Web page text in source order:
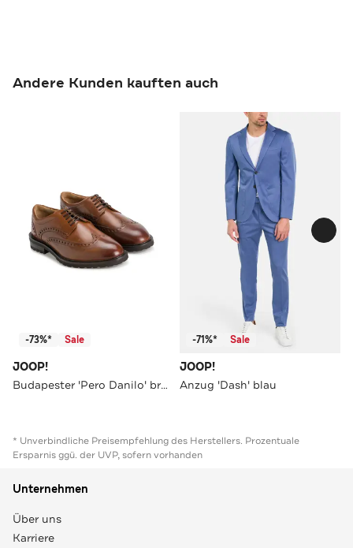
Andere Kunden kauften auch
-73%* Sale
JOOP!
Budapester 'Pero Danilo' braun
-71%* Sale
JOOP!
Anzug 'Dash' blau
* Unverbindliche Preisempfehlung des Herstellers. Prozentuale
Ersparnis ggü. der UVP, sofern vorhanden
Unternehmen
Über uns
Karriere